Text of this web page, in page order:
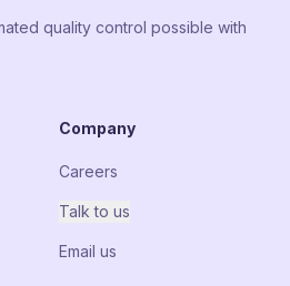
quality control possible with
Company
Careers
Talk to us
Email us